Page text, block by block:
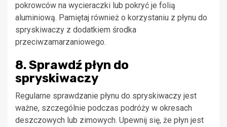
pokrowców na wycieraczki lub pokryć je folią
aluminiową. Pamiętaj również o korzystaniu z płynu do
spryskiwaczy z dodatkiem środka
przeciwzamarzaniowego.
8. Sprawdź płyn do
spryskiwaczy
Regularne sprawdzanie płynu do spryskiwaczy jest
ważne, szczególnie podczas podróży w okresach
deszczowych lub zimowych. Upewnij się, że płyn jest